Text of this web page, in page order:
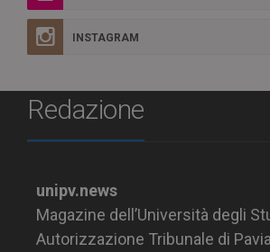
INSTAGRAM
Redazione
unipv.news
Magazine dell’Università degli
Autorizzazione Tribunale di